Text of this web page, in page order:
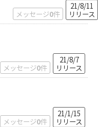
メッセージ0件
21/8/11
リリース
メッセージ0件
21/8/7
リリース
メッセージ0件
21/1/15
リリース